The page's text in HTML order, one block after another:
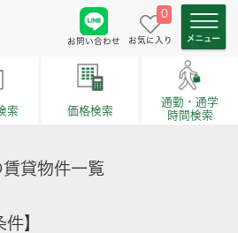
お問い合わせ
0
お気に入り
索 価格検索
通勤・通学
時間検索
賃貸物件一覧
】